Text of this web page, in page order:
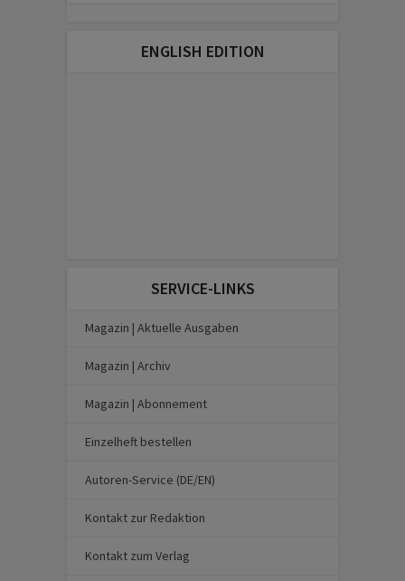
ENGLISH EDITION
SERVICE-LINKS
Magazin | Aktuelle Ausgaben
Magazin | Archiv
Magazin | Abonnement
Einzelheft bestellen
Autoren-Service (DE/EN)
Kontakt zur Redaktion
Kontakt zum Verlag